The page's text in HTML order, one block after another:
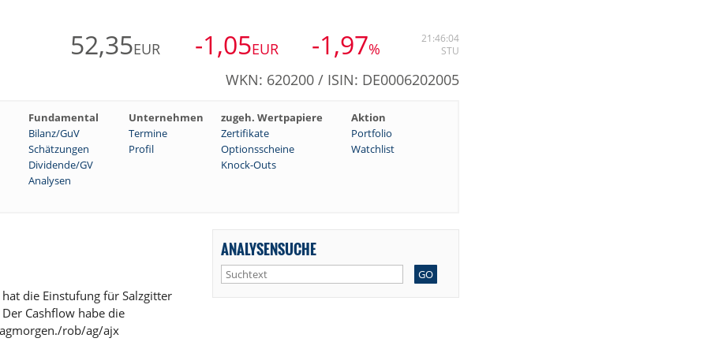
52,35EUR -1,05EUR -1,97%
21:46:04
STU
WKN: 620200 / ISIN: DE0006202005
Fundamental Unternehmen zugeh. Wertpapiere
Aktion
Bilanz/GuV
Termine Zertifikate
Portfolio
Schätzungen
Profil Optionsscheine
Watchlist
Dividende/GV
Knock-Outs
Analysen
hat die Einstufung für Salzgitter
Cashflow habe die
rob/ag/ajx
ANALYSENSUCHE
GO